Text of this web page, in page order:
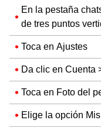
En la pestaña
de tres puntos
Toca en Ajustes
Da clic en Cuenta
Toca en Foto del
Elige la opción